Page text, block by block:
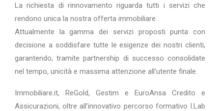
La richiesta di rinnovamento riguarda tutti i servizi che
rendono unica la nostra offerta immobiliare.
Attualmente la gamma dei servizi proposti punta con
decisione a soddisfare tutte le esigenze dei nostri clienti,
garantendo, tramite partnership di successo consolidate
nel tempo, unicità e massima attenzione all’utente finale.
Immobiliare.it, ReGold, Gestim e EuroAnsa Credito e
Assicurazioni, oltre all’innovativo percorso formativo I.Lab